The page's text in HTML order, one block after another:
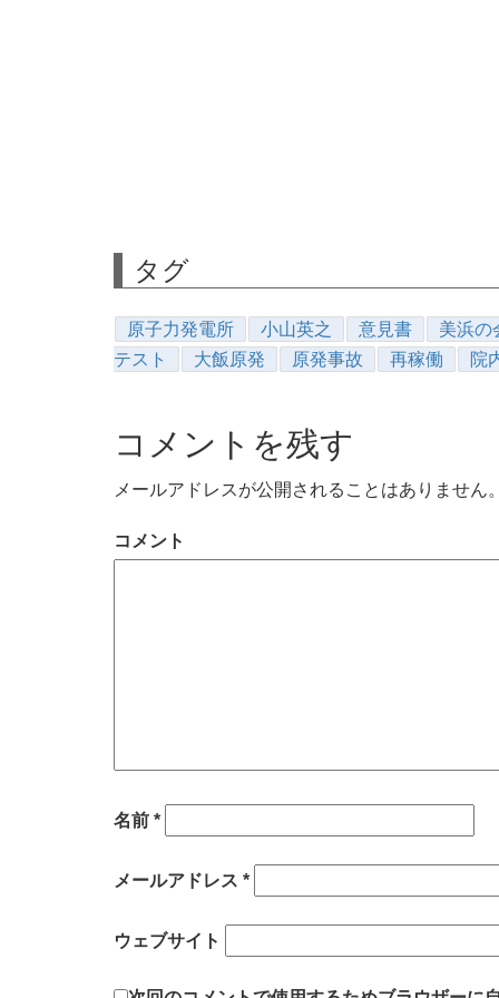
タグ
原子力発電所 小山英之 意見書 美浜の
テスト
大飯原発 原発事故 再稼働 院
コメントを残す
メールアドレスが公開されることはありません。
コメント
名前 *
メールアドレス *
ウェブサイト